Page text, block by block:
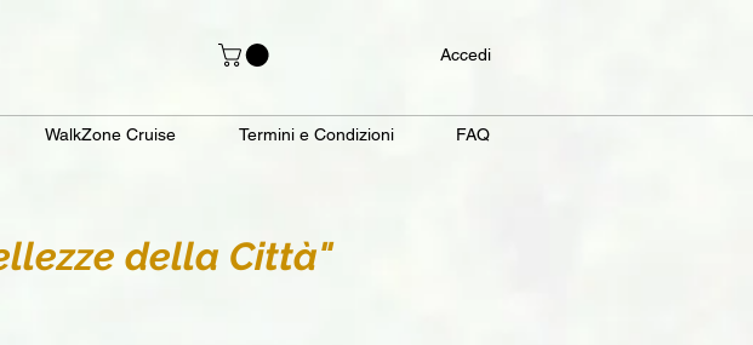
Accedi
WalkZone Cruise Termini e Condizioni FAQ
della Città"